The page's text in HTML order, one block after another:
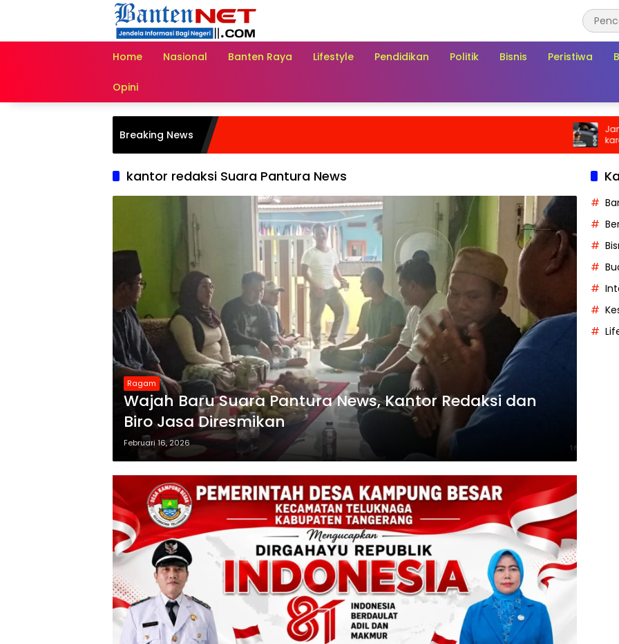
Home
Nasional Banten Raya Lifestyle Pendidikan Politik Bisnis Peristiwa
Opini
Breaking News
Jangan
karena
Biaya di
kantor redaksi Suara Pantura News
Ragam
Wajah Baru Suara Pantura News, Kantor Redaksi dan
Biro Jasa Diresmikan
Februari 16, 2026